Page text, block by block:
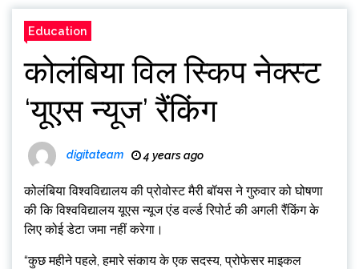
Education
कोलंबिया विल स्किप नेक्स्ट
‘यूएस न्यूज’ रैंकिंग
digitateam 4 years ago
कोलंबिया विश्वविद्यालय की प्रोवोस्ट मैरी बॉयस ने गुरुवार को घोषणा
की कि विश्वविद्यालय यूएस न्यूज एंड वर्ल्ड रिपोर्ट की अगली रैंकिंग के
लिए कोई डेटा जमा नहीं करेगा।
“कुछ महीने पहले, हमारे संकाय के एक सदस्य, प्रोफेसर माइकल